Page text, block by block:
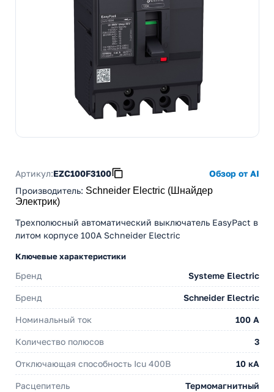
Артикул:EZC100F3100
Обзор от AI
Производитель: Schneider Electric (Шнайдер
Электрик)
Трехполюсный автоматический выключатель EasyPact в
литом корпусе 100А Schneider Electric
Ключевые характеристики
Бренд Systeme Electric
Бренд Schneider Electric
Номинальный ток 100 A
Количество полюсов 3
Отключающая способность Icu 400В 10 кА
Расцепитель Термомагнитный